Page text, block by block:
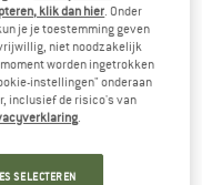
klik dan hier . Onder
je je toestemming geven
niet noodzakelijk
worden ingetrokken
instellingen" onderaan
inclusief de risico's van
SELECTEREN